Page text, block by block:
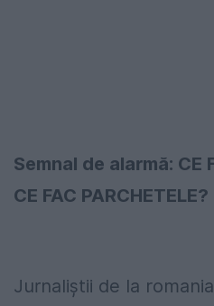
Semnal de alarmă: CE
CE FAC PARCHETELE?
Jurnaliștii de la